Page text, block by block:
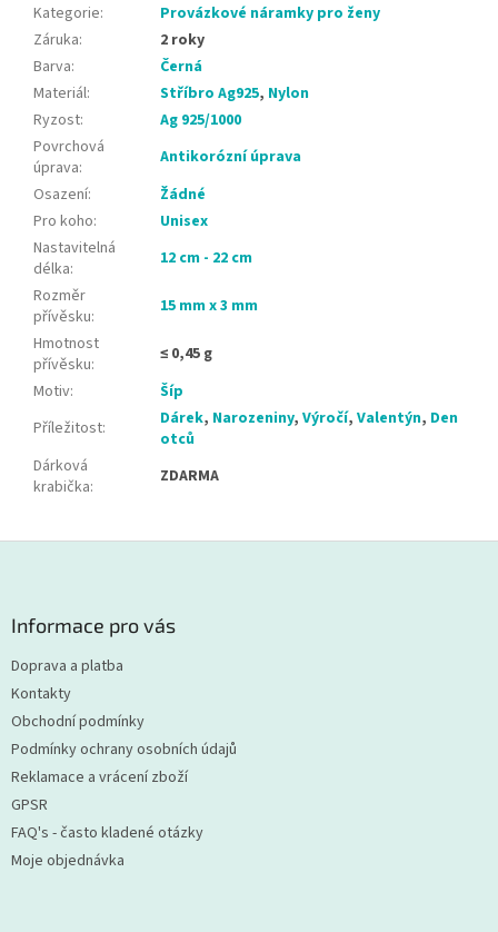
Kategorie:
Provázkové náramky pro ženy
Záruka:
2 roky
Barva:
Černá
Materiál: Stříbro Ag925, Nylon
Ryzost:
Ag 925/1000
Povrchová
úprava:
Antikorózní úprava
Osazení:
Žádné
Pro koho:
Unisex
Nastavitelná
délka:
12 cm - 22 cm
Rozměr
přívěsku:
15 mm x 3 mm
Hmotnost
přívěsku:
≤ 0,45 g
Motiv:
Šíp
Příležitost: Dárek, Narozeniny, Výročí, Valentýn, Den
otců
Dárková
krabička: ZDARMA
Informace pro vás
Doprava a platba
Kontakty
Obchodní podmínky
Podmínky ochrany osobních údajů
Reklamace a vrácení zboží
GPSR
FAQ's - často kladené otázky
Moje objednávka